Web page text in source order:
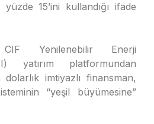
15’ini kullandığı ifade
Yenilenebilir Enerji
yatırım platformundan
imtiyazlı finansman,
“yeşil büyümesine”